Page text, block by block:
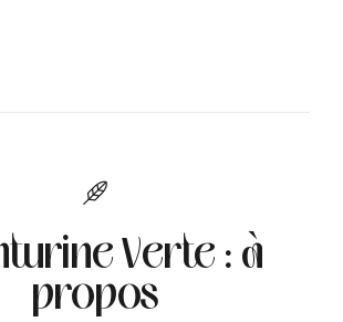
Verte : à
propos